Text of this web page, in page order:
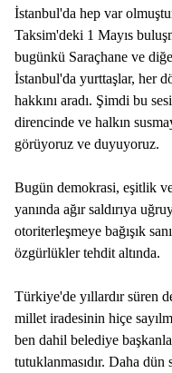
İstanbul'da hep var
Taksim'deki 1 Mayıs
bugünkü Saraçhane ve
İstanbul'da yurttaşlar, her
hakkını aradı. Şimdi bu
direncinde ve halkın
görüyoruz ve duyuyoruz.
Bugün demokrasi, eşitlik
yanında ağır saldırıya
otoriterleşmeye bağışık
özgürlükler tehdit altında.
Türkiye'de yıllardır süren
millet iradesinin hiçe
ben dahil belediye
tutuklanmasıdır. Daha